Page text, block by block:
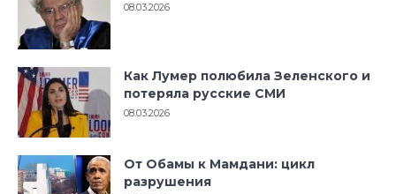
08.03.2026
Как Лумер полюбила Зеленского и
потеряла русские СМИ
08.03.2026
От Обамы к Мамдани: цикл
разрушения